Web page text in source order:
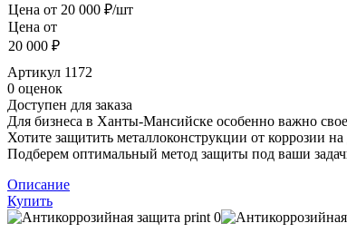
Цена от 20 000 ₽/шт
Цена от
20 000 ₽
Артикул 1172
0 оценок
Доступен для заказа
Для бизнеса в Ханты-Мансийске особенно важно
Хотите защитить металлоконструкции от
Подберем оптимальный метод защиты под ваши
Описание
Купить